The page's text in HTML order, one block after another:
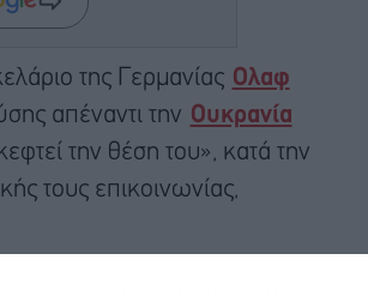
της Γερμανίας Ολαφ
απέναντι την Ουκρανία
την θέση του», κατά την
τους επικοινωνίας,
ενεργειακών υποδομών της